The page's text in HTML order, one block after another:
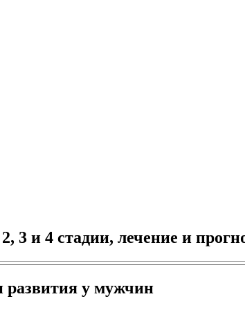
3 и 4 стадии, лечение и
развития у мужчин